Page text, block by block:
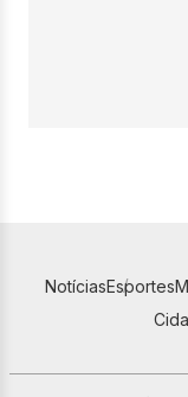
NotíciasEsportes